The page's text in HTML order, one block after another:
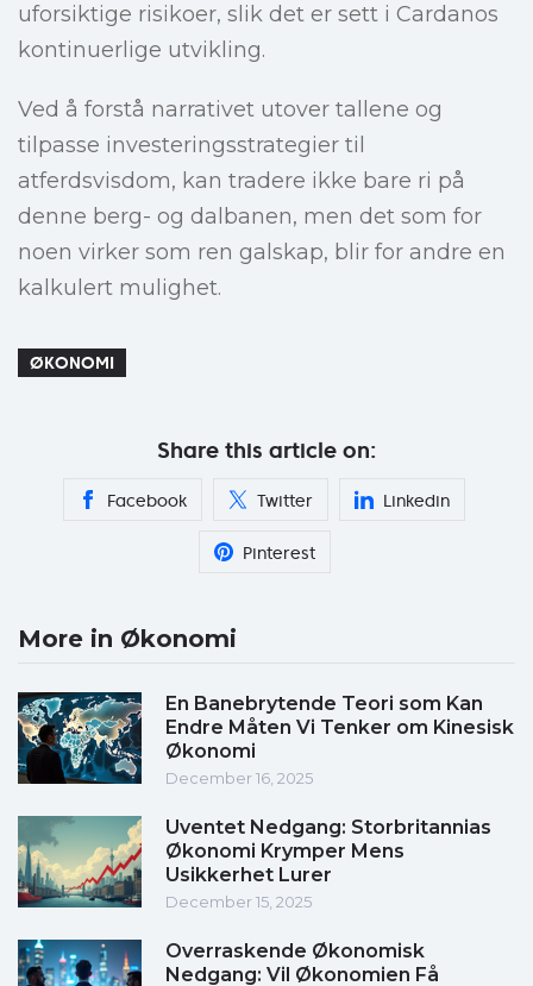
uforsiktige risikoer, slik det er sett i Cardanos
kontinuerlige utvikling.
Ved å forstå narrativet utover tallene og
tilpasse investeringsstrategier til
atferdsvisdom, kan tradere ikke bare ri på
denne berg- og dalbanen, men det som for
noen virker som ren galskap, blir for andre en
kalkulert mulighet.
ØKONOMI
Share this article on:
Facebook Twitter Linkedin
Pinterest
More in Økonomi
En Banebrytende Teori som Kan
Endre Måten Vi Tenker om Kinesisk
Økonomi
December 16, 2025
Uventet Nedgang: Storbritannias
Økonomi Krymper Mens
Usikkerhet Lurer
December 15, 2025
Overraskende Økonomisk
Nedgang: Vil Økonomien Få